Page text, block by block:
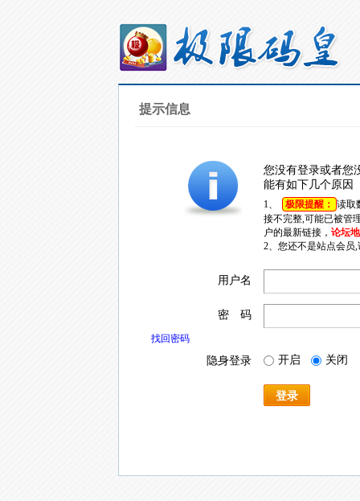
提示信息
您没有登录或者您
能有如下几个原因
1、 极限提醒： 读取
接不完整,可能已被管
户的最新链接， 论坛
2、您还不是站点会员
用户名
密 码
找回密码
隐身登录 开启 关闭
登录